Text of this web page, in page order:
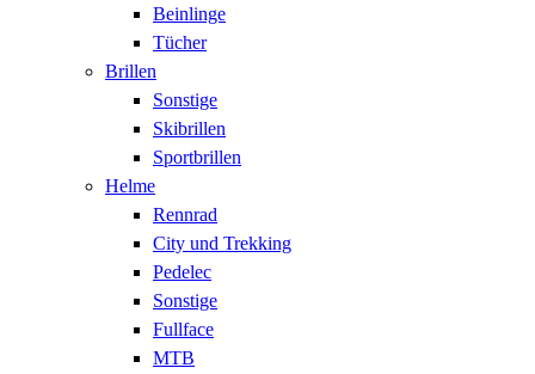
Beinlinge
Tücher
Brillen
Sonstige
Skibrillen
Sportbrillen
Helme
Rennrad
City und Trekking
Pedelec
Sonstige
Fullface
MTB